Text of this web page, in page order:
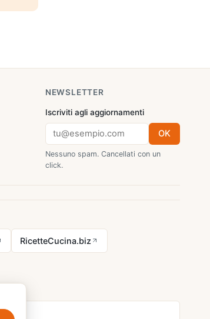
NEWSLETTER
Iscriviti agli aggiornamenti
OK
Nessuno spam. Cancellati con un
click.
RicetteCucina.biz